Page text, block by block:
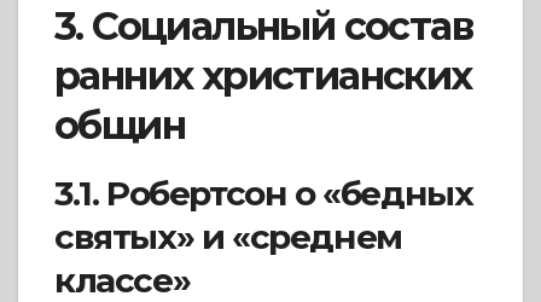
3. Социальный состав
ранних христианских
общин
3.1. Робертсон о «бедных
святых» и «среднем
классе»